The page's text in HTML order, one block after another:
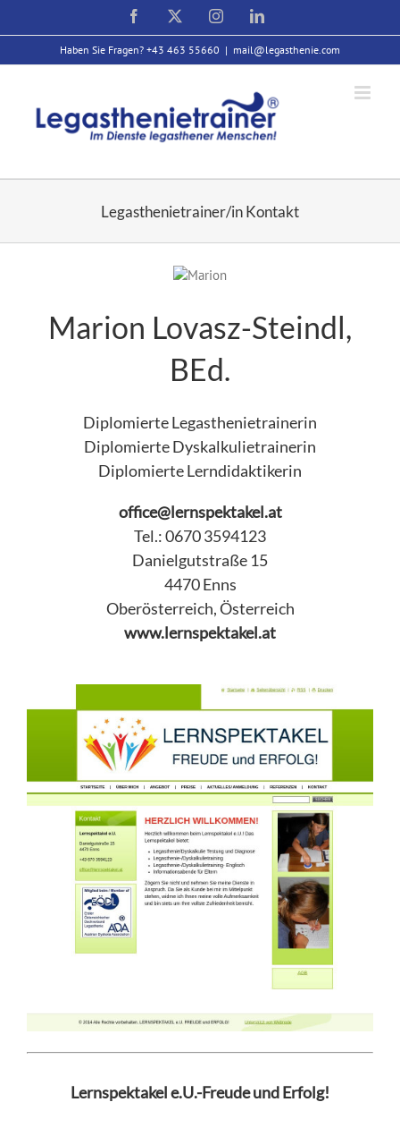
Facebook InstagramLinkedIn
Haben Sie Fragen? +43 463 55660 | mail@legasthenie.com
Legasthenietrainer/in Kontakt
Marion Lovasz-Steindl,
BEd.
Diplomierte Legasthenietrainerin
Diplomierte Dyskalkulietrainerin
Diplomierte Lerndidaktikerin
office@lernspektakel.at
Tel.: 0670 3594123
Danielgutstraße 15
4470 Enns
Oberösterreich, Österreich
www.lernspektakel.at
Lernspektakel e.U.-Freude und Erfolg!